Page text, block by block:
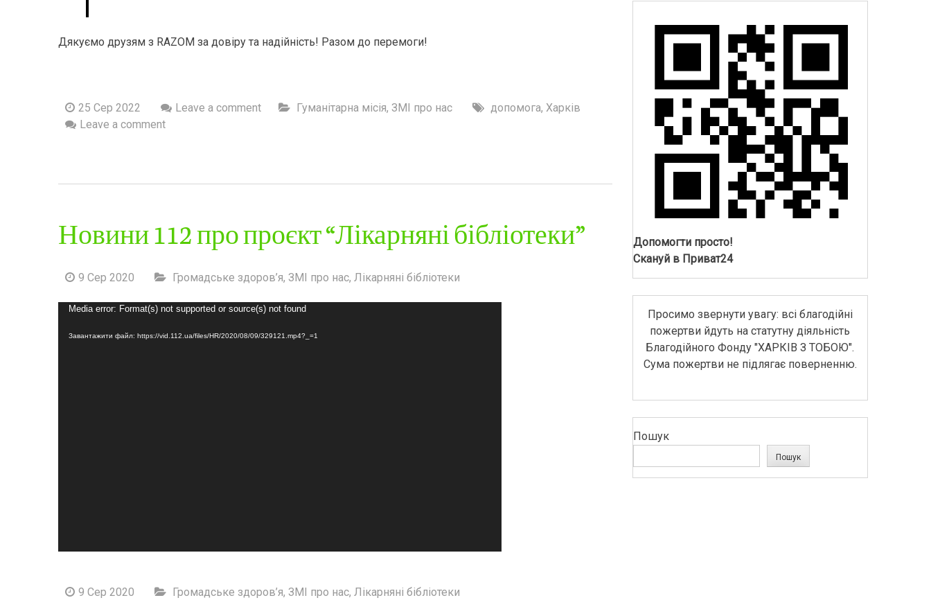
Дякуємо друзям з RAZOM за довіру та надійність! Разом до перемоги!
25 Сер 2022 Leave a comment Гуманітарна місія, ЗМІ про нас допомога, Харків
Leave a comment
Новини 112 про проєкт “Лікарняні бібліотеки”
9 Сер 2020 Громадське здоров’я, ЗМІ про нас, Лікарняні бібліотеки
Відеопрогравач
Media error: Format(s) not supported or source(s) not found
Завантажити файл: https://vid.112.ua/files/HR/2020/08/09/329121.mp4?_=1
9 Сер 2020 Громадське здоров’я, ЗМІ про нас, Лікарняні бібліотеки
Допомогти просто!
Скануй в Приват24
Просимо звернути увагу: всі благодійні
пожертви йдуть на статутну діяльність
Благодійного Фонду "ХАРКІВ З ТОБОЮ".
Сума пожертви не підлягає поверненню.
Пошук
Пошук